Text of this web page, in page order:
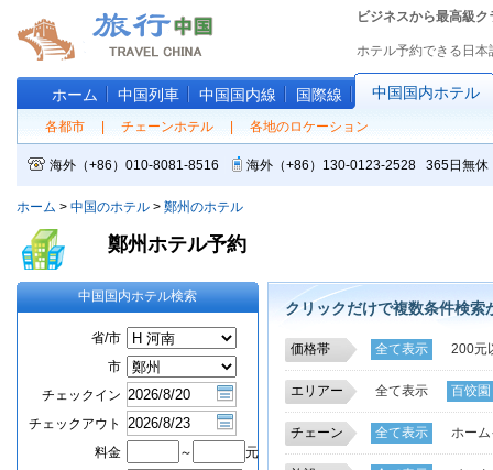
ビジネスから最高級
ホテル予約できる日
ホーム 中国列車 中国国内線 国際線 中国国内ホテル
各都市 チェーンホテル 各地のロケーション
海外（+86）010-8081-8516 海外（+86）130-0123-2528 365日無休
ホーム > 中国のホテル > 鄭州のホテル
鄭州ホテル予約
クリックだけで複数条件検索
価格帯 全て表示 200元
エリアー 全て表示
百饺園
鄭東新区
花園
CBD中央商務区
チェーン 全て表示
ホー
好ホームインチェ
中国国内ホテル検索
省/市
市
チェックイン
チェックアウト
料金
～
元